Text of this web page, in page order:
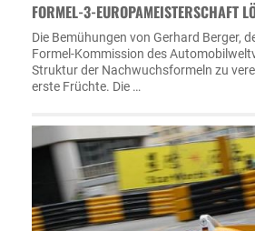
FORMEL-3-EUROPAMEISTERSCHAFT
Die Bemühungen von Gerhard Berger,
Formel-Kommission des
Struktur der Nachwuchsformeln zu
erste Früchte. Die …